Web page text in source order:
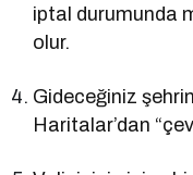
iptal durumunda
olur.
Gideceğiniz
Haritalar’dan